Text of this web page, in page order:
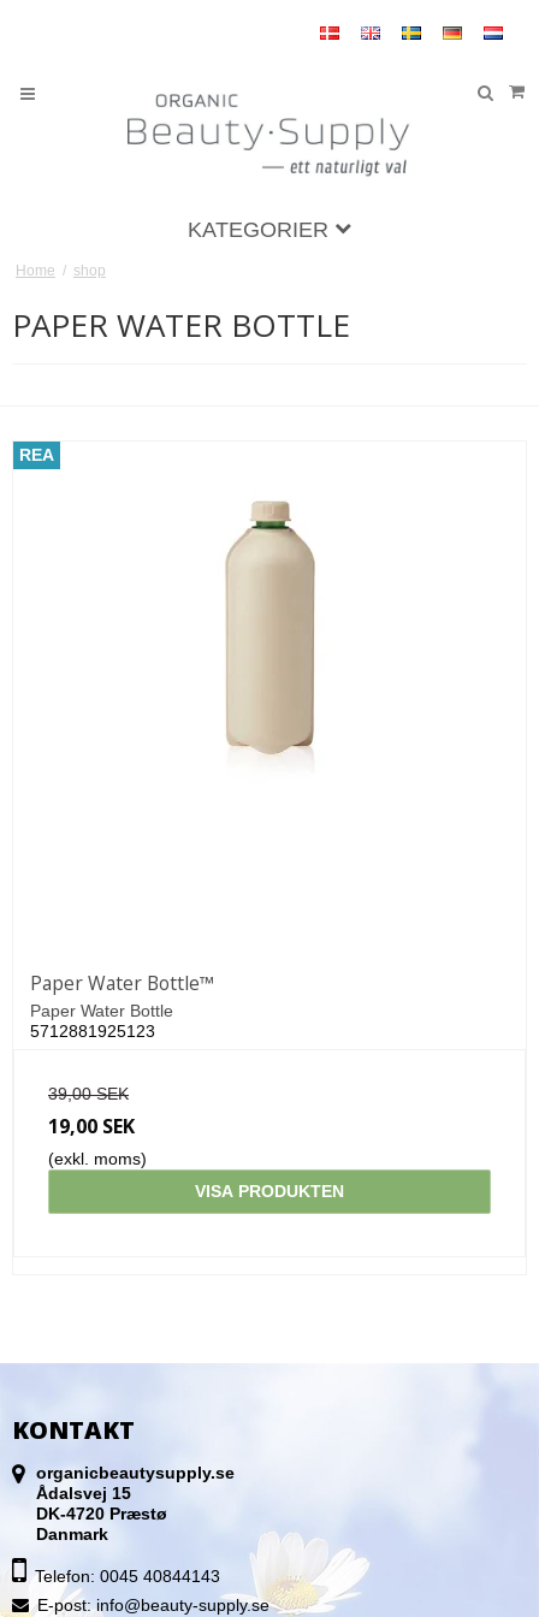
KATEGORIER
Home / shop
PAPER WATER BOTTLE
REA
Paper Water Bottle™
Paper Water Bottle
5712881925123
39,00 SEK
19,00 SEK
(exkl. moms)
VISA PRODUKTEN
KONTAKT
organicbeautysupply.se
Ådalsvej 15
DK-4720 Præstø
Danmark
Telefon: 0045 40844143
E-post: info@beauty-supply.se